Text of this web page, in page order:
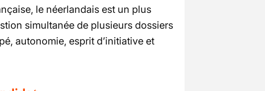
le néerlandais est un plus
simultanée de plusieurs dossiers
autonomie, esprit d’initiative et